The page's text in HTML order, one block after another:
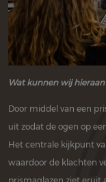
Wat kunnen wij hieraan
Door middel van een
uit zodat de ogen op
Het centrale kijkpunt
waardoor de klachten